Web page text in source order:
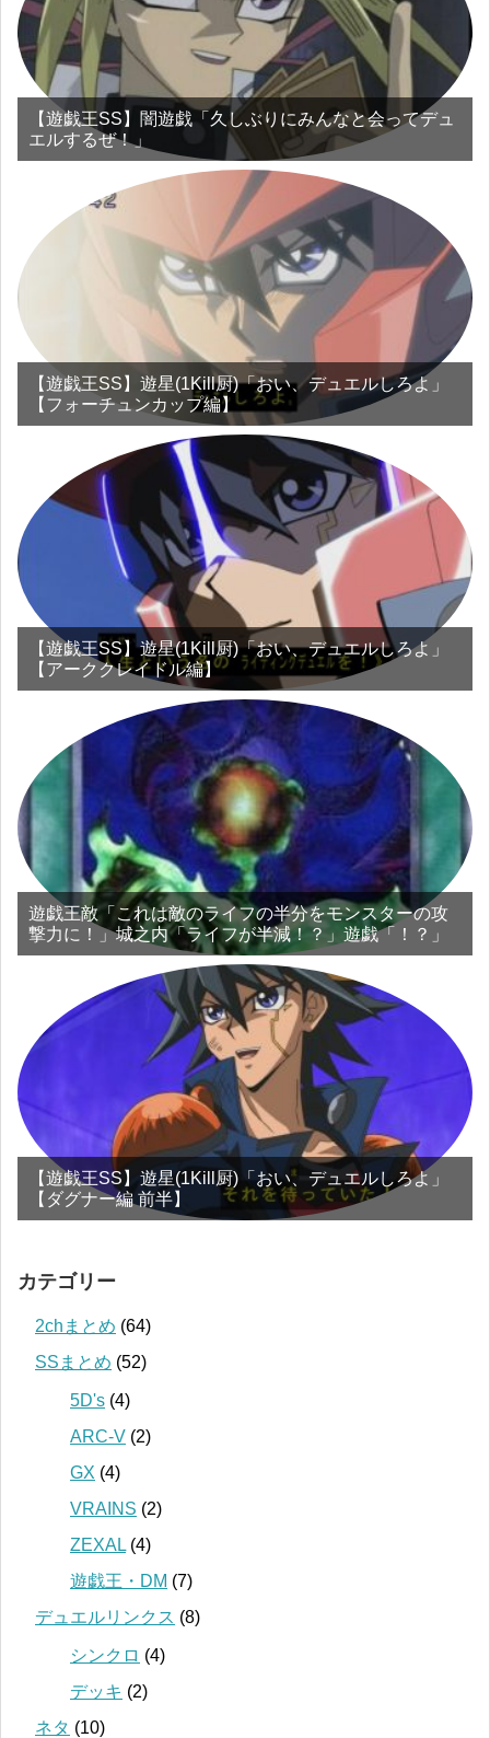
【遊戯王SS】闇遊戯「久しぶりにみんなと会ってデュ
エルするぜ！」
【遊戯王SS】遊星(1Kill厨)「おい、デュエルしろよ」
【フォーチュンカップ編】
【遊戯王SS】遊星(1Kill厨)「おい、デュエルしろよ」
【アーククレイドル編】
遊戯王敵「これは敵のライフの半分をモンスターの攻
撃力に！」城之内「ライフが半減！？」遊戯「！？」
【遊戯王SS】遊星(1Kill厨)「おい、デュエルしろよ」
【ダグナー編 前半】
カテゴリー
2chまとめ (64)
SSまとめ (52)
5D's (4)
ARC-V (2)
GX (4)
VRAINS (2)
ZEXAL (4)
遊戯王・DM (7)
デュエルリンクス (8)
シンクロ (4)
デッキ (2)
ネタ (10)